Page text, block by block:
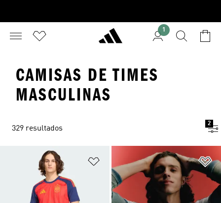
1
CAMISAS DE TIMES
MASCULINAS
329 resultados
2
Adicionar à Lista de Desejos